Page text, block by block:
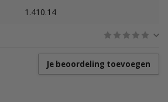
1.410.14
Je beoordeling toevoegen